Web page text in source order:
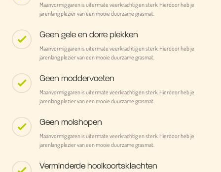
Maanvormig garen is uitermate veerkrachtig en sterk. Hierdoor heb je
jarenlang plezier van een mooie duurzame grasmat.
Geen gele en dorre plekken
Maanvormig garen is uitermate veerkrachtig en sterk. Hierdoor heb je
jarenlang plezier van een mooie duurzame grasmat.
Geen moddervoeten
Maanvormig garen is uitermate veerkrachtig en sterk. Hierdoor heb je
jarenlang plezier van een mooie duurzame grasmat.
Geen molshopen
Maanvormig garen is uitermate veerkrachtig en sterk. Hierdoor heb je
jarenlang plezier van een mooie duurzame grasmat.
Verminderde hooikoortsklachten